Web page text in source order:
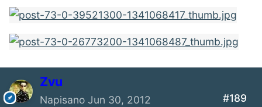
Zvu
Napisano Jun 30, 2012 #189